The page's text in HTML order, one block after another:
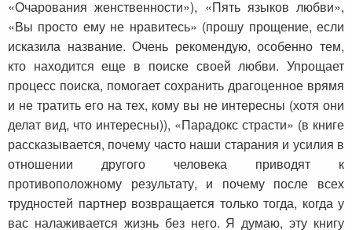
«Очарования женственности»), «Пять языков любви»,
«Вы просто ему не нравитесь» (прошу прощение, если
исказила название. Очень рекомендую, особенно тем,
кто находится еще в поиске своей любви. Упрощает
процесс поиска, помогает сохранить драгоценное врямя
и не тратить его на тех, кому вы не интересны (хотя они
делат вид, что интересны)), «Парадокс страсти» (в книге
рассказывается, почему часто наши старания и усилия в
отношении другого человека приводят к
противоположному результату, и почему после всех
трудностей партнер возвращается только тогда, когда у
вас налаживается жизнь без него. Я думаю, эту книгу